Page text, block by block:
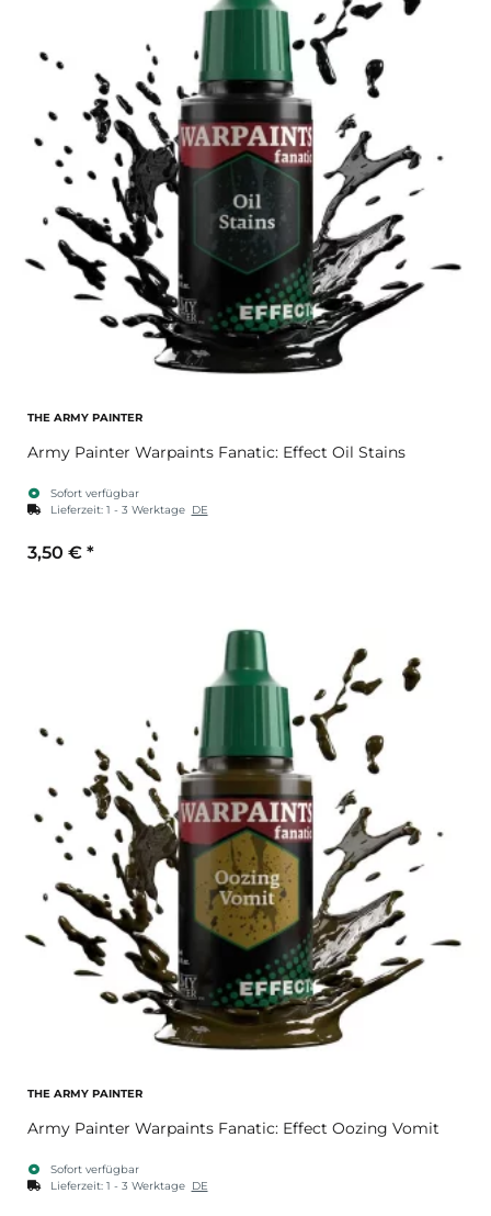
THE ARMY PAINTER
Army Painter Warpaints Fanatic: Effect Oil Stains
Sofort verfügbar
Lieferzeit: 1 - 3 Werktage DE
3,50 € *
THE ARMY PAINTER
Army Painter Warpaints Fanatic: Effect Oozing Vomit
Sofort verfügbar
Lieferzeit: 1 - 3 Werktage DE